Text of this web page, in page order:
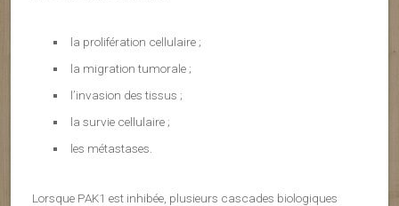
la prolifération cellulaire ;
la migration tumorale ;
l’invasion des tissus ;
la survie cellulaire ;
les métastases.
Lorsque PAK1 est inhibée, plusieurs cascades biologiques